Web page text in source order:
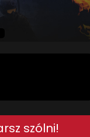
szólni!